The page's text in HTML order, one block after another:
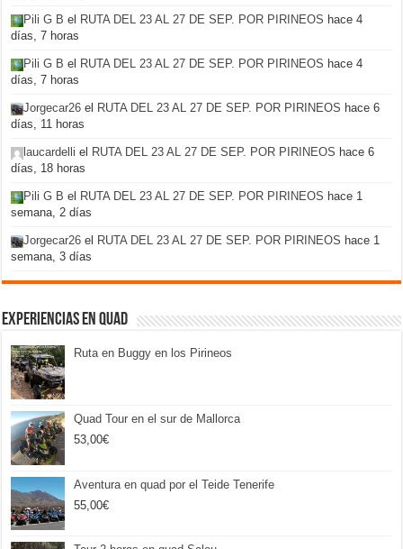
Pili G B el RUTA DEL 23 AL 27 DE SEP. POR PIRINEOS hace 4
días, 7 horas
Pili G B el RUTA DEL 23 AL 27 DE SEP. POR PIRINEOS hace 4
días, 7 horas
Jorgecar26 el RUTA DEL 23 AL 27 DE SEP. POR PIRINEOS hace 6
días, 11 horas
laucardelli el RUTA DEL 23 AL 27 DE SEP. POR PIRINEOS hace 6
días, 18 horas
Pili G B el RUTA DEL 23 AL 27 DE SEP. POR PIRINEOS hace 1
semana, 2 días
Jorgecar26 el RUTA DEL 23 AL 27 DE SEP. POR PIRINEOS hace 1
semana, 3 días
Experiencias en Quad
Ruta en Buggy en los Pirineos
Quad Tour en el sur de Mallorca
53,00€
Aventura en quad por el Teide Tenerife
55,00€